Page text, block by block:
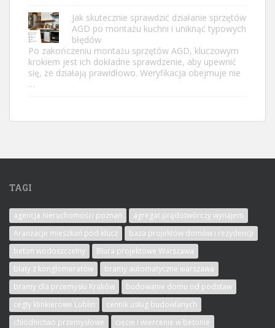
Jak skutecznie sprawdzić działanie sprzętów
AGD po montażu kuchni i uniknąć typowych
błędów
Po zakończeniu montażu sprzętów AGD, kluczowym
krokiem jest ich dokładne sprawdzenie, aby upewnić
się, że działają prawidłowo. Weryfikacja obejmuje nie
…
TAGI
agencja nieruchomości poznań
agregat prądotwórczy wynajem
Aranżacje mieszkań pod klucz
baza projektów domów i rezydencji
beton wodoszczelny
Biura projektowe Warszawa
blaty z konglomeratów
bramy automatyczne warszawa
bramy dla przemysłu Kraków
budowanie domu od podstaw
cegły klinkierowe Lublin
cennik usług budowlanych
chłodnictwo przemysłowe
cięcie i wiercenie w betonie